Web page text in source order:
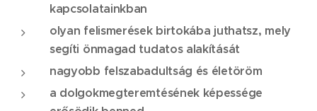
kapcsolatainkban
olyan felismerések birtokába juthatsz, mely
segíti önmagad tudatos alakítását
nagyobb felszabadultság és életöröm
a dolgokmegteremtésének képessége